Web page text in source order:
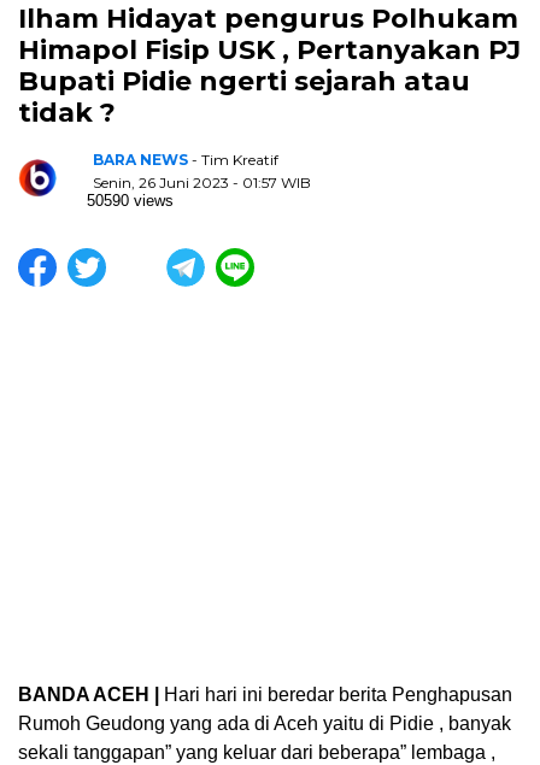
Ilham Hidayat pengurus Polhukam
Himapol Fisip USK , Pertanyakan PJ
Bupati Pidie ngerti sejarah atau
tidak ?
BARA NEWS - Tim Kreatif
Senin, 26 Juni 2023 - 01:57 WIB
50590 views
BANDA ACEH |
Hari hari ini beredar berita Penghapusan
Rumoh Geudong yang ada di Aceh yaitu di Pidie , banyak
sekali tanggapan” yang keluar dari beberapa” lembaga ,